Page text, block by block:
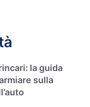
la guida
sulla